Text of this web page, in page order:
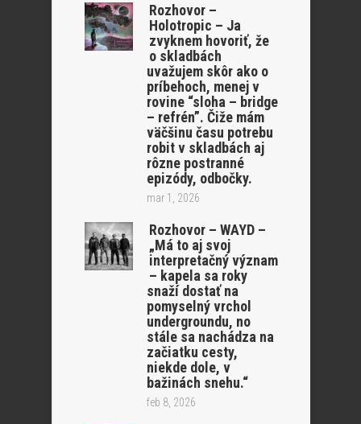
Rozhovor –
Holotropic – Ja
zvyknem hovoriť, že
o skladbách
uvažujem skôr ako o
príbehoch, menej v
rovine “sloha – bridge
– refrén”. Čiže mám
väčšinu času potrebu
robit v skladbách aj
rôzne postranné
epizódy, odbočky.
mar 1, 2026
Rozhovor – WAYD –
„Má to aj svoj
interpretačný význam
– kapela sa roky
snaží dostať na
pomyselný vrchol
undergroundu, no
stále sa nachádza na
začiatku cesty,
niekde dole, v
bažinách snehu.“
feb 8, 2026